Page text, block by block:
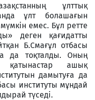
ұлттық
ұлт болашағын
емес. Бұл ретте
деген қағидатты
Б.Смағұл отбасы
да тоқталды. Оның
қатынастар ашық
дамытуға да
институты мұндай
түседі.